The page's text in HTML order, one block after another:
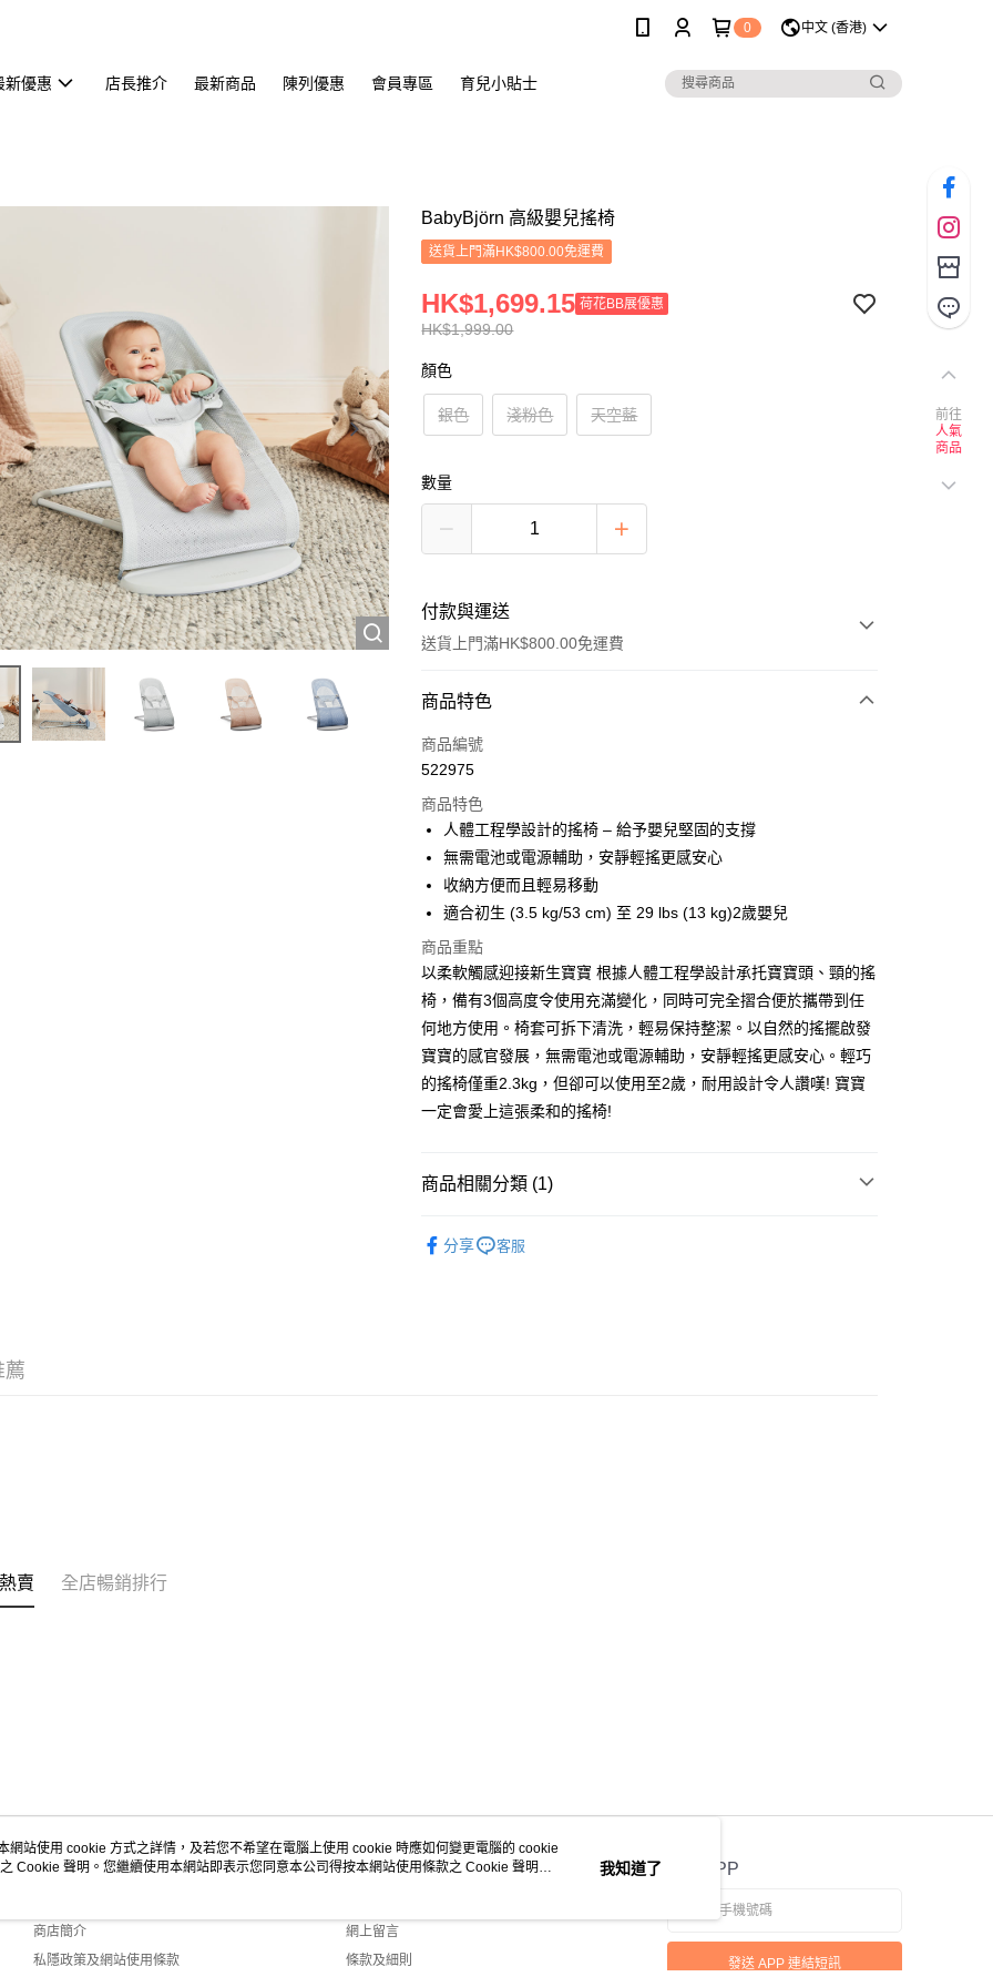
0 中文 (香港)
新優惠 店長推介 最新商品 陳列優惠 會員專區 育兒小貼士
BabyBjörn 高級嬰兒搖椅
送貨上門滿HK$800.00免運費
HK$1,999.00
HK$1,699.15 荷花BB展優惠
顏色
銀色 淺粉色 天空藍
數量
付款與運送
送貨上門滿HK$800.00免運費
付款方式
信用卡
Google Pay
AlipayHK
PayMe
WeChat Pay
送貨方式
香港配送
每筆HK$55.00，滿HK$800.00或以上免運費
商品特色
商品編號
522975
商品特色
人體工程學設計的搖椅 – 給予嬰兒堅固的支撐
無需電池或電源輔助，安靜輕搖更感安心
收納方便而且輕易移動
適合初生 (3.5 kg/53 cm) 至 29 lbs (13 kg)2歲嬰兒
商品重點
以柔軟觸感迎接新生寶寶 根據人體工程學設計承托寶寶頭、頸的搖
椅，備有3個高度令使用充滿變化，同時可完全摺合便於攜帶到任
何地方使用。椅套可拆下清洗，輕易保持整潔。以自然的搖擺啟發
寶寶的感官發展，無需電池或電源輔助，安靜輕搖更感安心。輕巧
的搖椅僅重2.3kg，但卻可以使用至2歲，耐用設計令人讚嘆! 寶寶
一定會愛上這張柔和的搖椅!
商品相關分類 (1)
分享
客服
薦
賣 全店暢銷排行
關於我們
商店簡介
私隱政策及網站使用條款
客戶服務
網上留言
條款及細則
官方APP
發送 APP 連結短訊
前往
人氣
商品
網站使用 cookie 方式之詳情，及若您不希望在電腦上使用 cookie 時應如何變更電腦的 cookie
Cookie 聲明。您繼續使用本網站即表示您同意本公司得按本網站使用條款之 Cookie 聲明使
我知道了